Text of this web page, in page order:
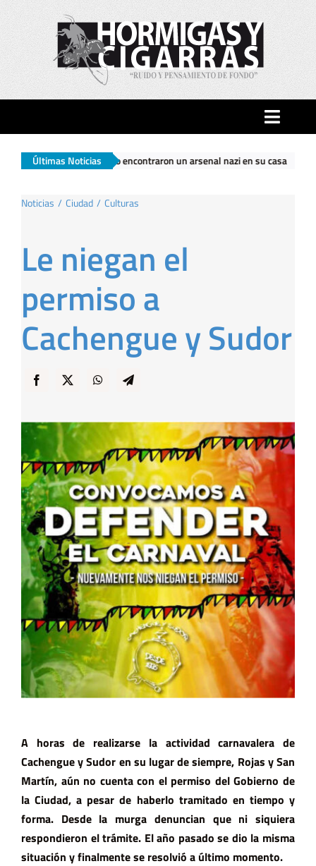
Toggle
Inicio
Ciudad
Actualidad
… y Cigarras
Últimas Noticias
encontraron un arsenal nazi en su casa | El Gobierno
Noticias Ciudad Culturas
Le niegan el
permiso a
Cachengue y Sudor
A horas de realizarse la actividad carnavalera de
Cachengue y Sudor en su lugar de siempre, Rojas y San
Martín, aún no cuenta con el permiso del Gobierno de
la Ciudad, a pesar de haberlo tramitado en tiempo y
forma. Desde la murga denuncian que ni siquiera
respondieron el trámite. El año pasado se dio la misma
situación y finalmente se resolvió a último momento.